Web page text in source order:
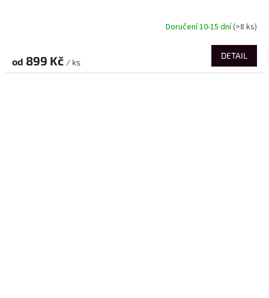
Doručení 10-15 dní(>8 ks)
od 899 Kč / ks
DETAIL